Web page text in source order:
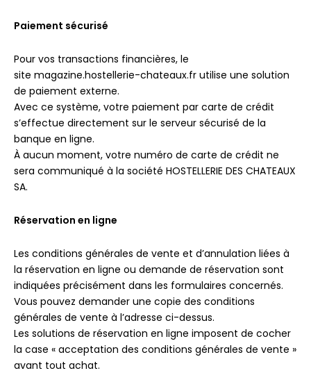
Paiement sécurisé
Pour vos transactions financières, le
site magazine.hostellerie-chateaux.fr utilise une solution
de paiement externe.
Avec ce système, votre paiement par carte de crédit
s’effectue directement sur le serveur sécurisé de la
banque en ligne.
À aucun moment, votre numéro de carte de crédit ne
sera communiqué à la société HOSTELLERIE DES CHATEAUX
SA.
Réservation en ligne
Les conditions générales de vente et d’annulation liées à
la réservation en ligne ou demande de réservation sont
indiquées précisément dans les formulaires concernés.
Vous pouvez demander une copie des conditions
générales de vente à l’adresse ci-dessus.
Les solutions de réservation en ligne imposent de cocher
la case « acceptation des conditions générales de vente »
avant tout achat.